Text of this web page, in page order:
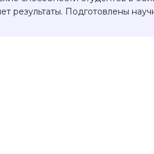
результаты. Подготовлены